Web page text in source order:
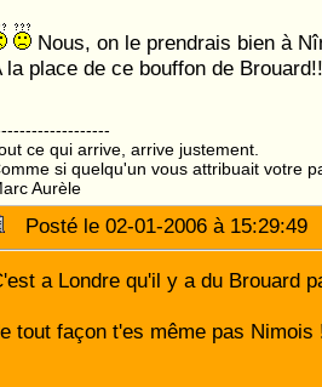
Nous, on le prendrais bien à
la place de ce bouffon de
ce qui arrive, arrive justement.
si quelqu'un vous attribuait votre
Aurèle
Posté le 02-01-2006 à
a Londre qu'il y a du Brouard
tout façon t'es même pas Nimois